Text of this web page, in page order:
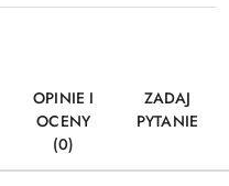
OPINIE I
OCENY
(0)
ZADAJ
PYTANIE